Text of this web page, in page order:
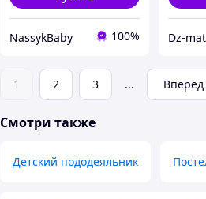
NassykBaby 100% Dz-
1 2 3 ... Вперед
Смотри также
Детский пододеяльник